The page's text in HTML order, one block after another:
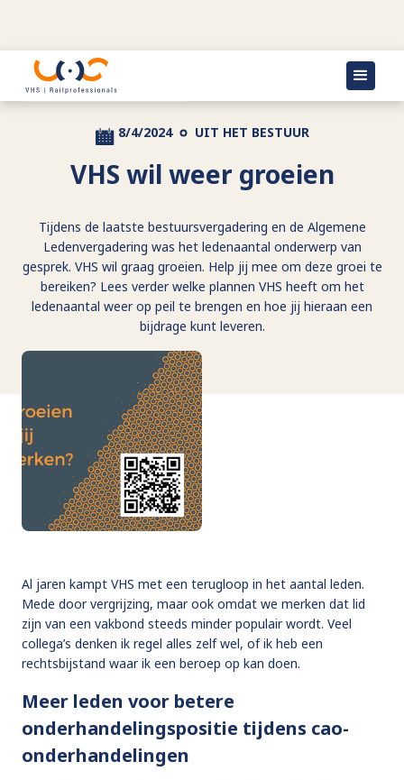
Terug naar actueel
8/4/2024 UIT HET BESTUUR
VHS wil weer groeien
Tijdens de laatste bestuursvergadering en de Algemene
Ledenvergadering was het ledenaantal onderwerp van
gesprek. VHS wil graag groeien. Help jij mee om deze groei te
bereiken? Lees verder welke plannen VHS heeft om het
ledenaantal weer op peil te brengen en hoe jij hieraan een
bijdrage kunt leveren.
Al jaren kampt VHS met een terugloop in het aantal leden.
Mede door vergrijzing, maar ook omdat we merken dat lid
zijn van een vakbond steeds minder populair wordt. Veel
collega’s denken ik regel alles zelf wel, of ik heb een
rechtsbijstand waar ik een beroep op kan doen.
Meer leden voor betere
onderhandelingspositie tijdens cao-
onderhandelingen